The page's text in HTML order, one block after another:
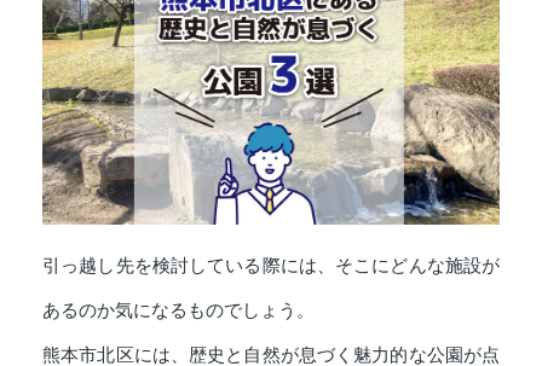
引っ越し先を検討している際には、そこにどんな施設が
あるのか気になるものでしょう。
熊本市北区には、歴史と自然が息づく魅力的な公園が点